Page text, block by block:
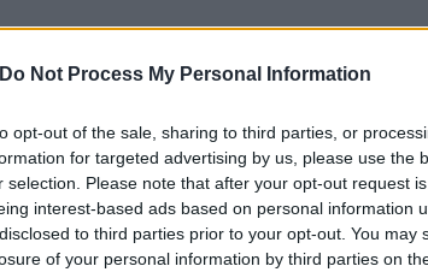
Do Not Process My Personal Information
opt-out of the sale, sharing to third parties, or
for targeted advertising by us, please use the
selection. Please note that after your opt-out request
interest-based ads based on personal information
to third parties prior to your opt-out. You may
of your personal information by third parties on
Flash.grστην αναζήτηση τηςGoogle